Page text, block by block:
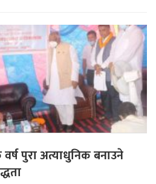
पुरा अत्याधुनिक बनाउने